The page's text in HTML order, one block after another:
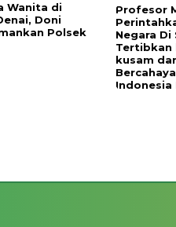
Wanita di
Doni
Polsek
Profesor
Negara Di
Tertibkan
kusam
Indonesia